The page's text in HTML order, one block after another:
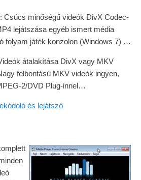
: Csúcs minőségű videók DivX Codec-
lejátszása egyéb ismert média
folyam játék konzolon (Windows 7) …
átalakítása DivX vagy MKV
felbontású MKV videók ingyen,
2/DVD Plug-innel…
és lejátszó